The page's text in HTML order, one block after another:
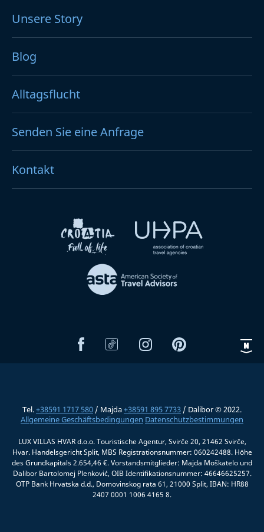
Unsere Story
Blog
Alltagsflucht
Senden Sie eine Anfrage
Kontakt
Tel.+38591 1717 580 / Majda+38591 895 7733 / Dalibor © 2022.
Allgemeine Geschäftsbedingungen Datenschutzbestimmungen
LUX VILLAS HVAR d.o.o. Touristische Agentur, Svirče 20, 21462 Svirče,
Hvar. Handelsgericht Split, MBS Registrationsnummer: 060242488. Höhe
des Grundkapitals 2.654,46 €. Vorstandsmitglieder: Majda Moškatelo und
Dalibor Bartolomej Plenković, OIB Identifikationsnummer: 46646625257.
OTP Bank Hrvatska d.d., Domovinskog rata 61, 21000 Split, IBAN: HR88
2407 0001 1006 4165 8.